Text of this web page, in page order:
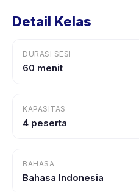
Detail Kelas
DURASI SESI
60 menit
KAPASITAS
4 peserta
BAHASA
Bahasa Indonesia